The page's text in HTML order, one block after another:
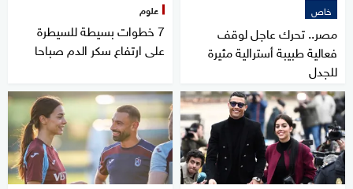
خاص
مصر.. تحرك عاجل لوقف
فعالية طبيبة أسترالية مثيرة
للجدل
علوم
7 خطوات بسيطة للسيطرة
على ارتفاع سكر الدم صباحا